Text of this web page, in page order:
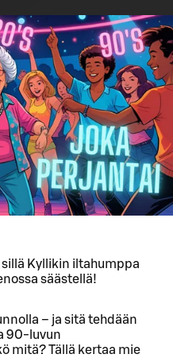
Kyllikin iltahumppa
säästellä!
– ja sitä tehdään
90-luvun
mitä? Tällä kertaa mie